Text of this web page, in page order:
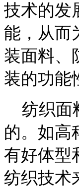
技术的发
能，从而
装面料、
装的功能
纺织面
的。如高
有好体型
纺织技术